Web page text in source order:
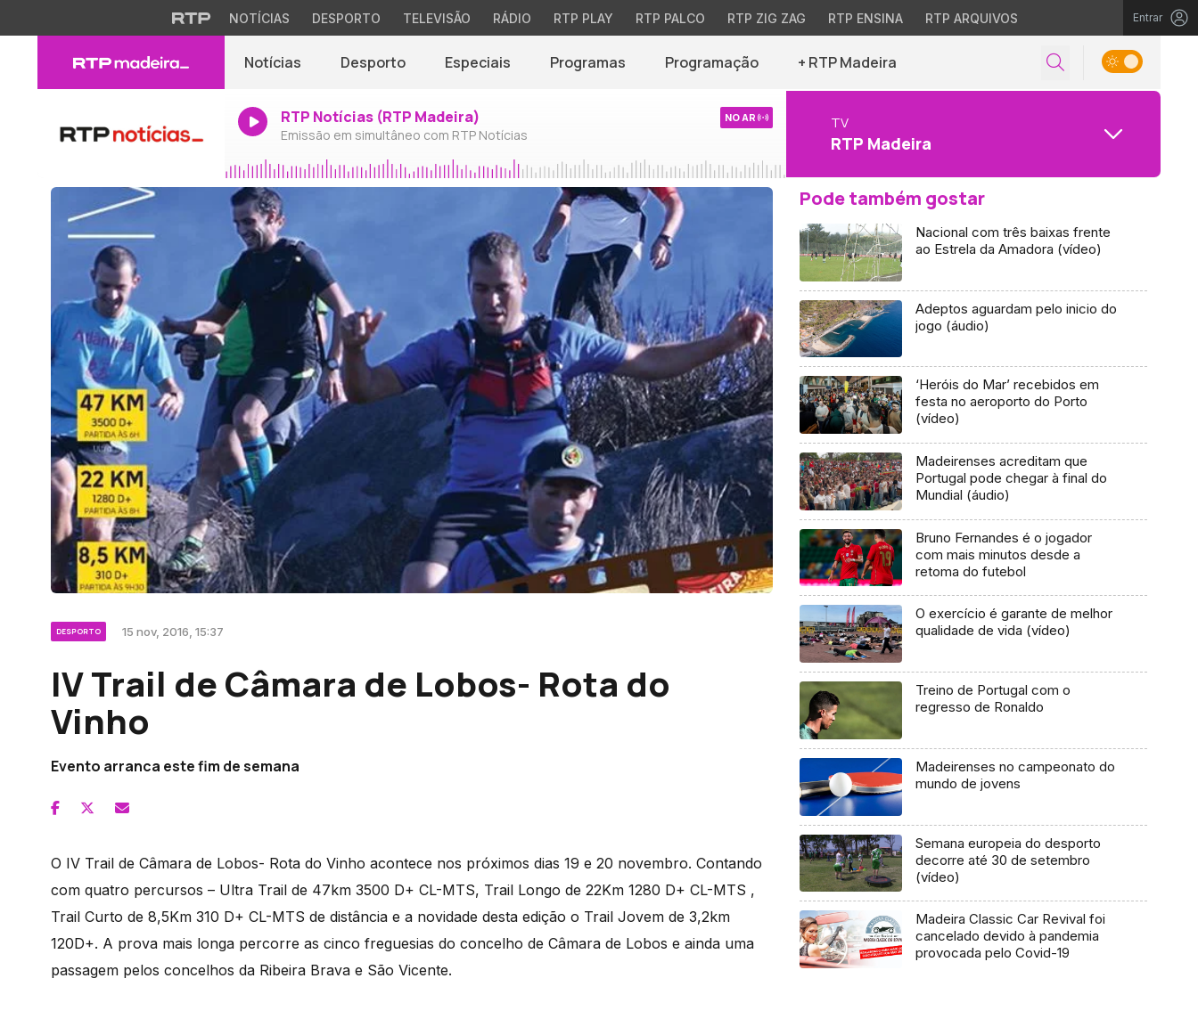
NOTÍCIAS DESPORTO TELEVISÃO RÁDIO RTP PLAY RTP PALCO RTP ZIG ZAG RTP ENSINA RTP ARQUIVOS Entrar
Notícias Desporto Especiais Programas Programação + RTP Madeira
RTP Notícias (RTP Madeira)
Emissão em simultâneo com RTP Notícias
NO AR TV
RTP Madeira
DESPORTO 15 nov, 2016, 15:37
IV Trail de Câmara de Lobos- Rota do
Vinho
Evento arranca este fim de semana
O IV Trail de Câmara de Lobos- Rota do Vinho acontece nos próximos dias 19 e 20 novembro. Contando
com quatro percursos – Ultra Trail de 47km 3500 D+ CL-MTS, Trail Longo de 22Km 1280 D+ CL-MTS ,
Trail Curto de 8,5Km 310 D+ CL-MTS de distância e a novidade desta edição o Trail Jovem de 3,2km
120D+. A prova mais longa percorre as cinco freguesias do concelho de Câmara de Lobos e ainda uma
passagem pelos concelhos da Ribeira Brava e São Vicente.
Pode também gostar
Nacional com três baixas frente
ao Estrela da Amadora (vídeo)
Adeptos aguardam pelo inicio do
jogo (áudio)
‘Heróis do Mar’ recebidos em
festa no aeroporto do Porto
(vídeo)
Madeirenses acreditam que
Portugal pode chegar à final do
Mundial (áudio)
Bruno Fernandes é o jogador
com mais minutos desde a
retoma do futebol
O exercício é garante de melhor
qualidade de vida (vídeo)
Treino de Portugal com o
regresso de Ronaldo
Madeirenses no campeonato do
mundo de jovens
Semana europeia do desporto
decorre até 30 de setembro
(vídeo)
Madeira Classic Car Revival foi
cancelado devido à pandemia
provocada pelo Covid-19